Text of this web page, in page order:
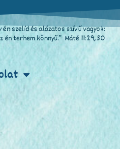
szelíd és alázatos szívű vagyok:
terhem könnyű.” Máté 11:29,30